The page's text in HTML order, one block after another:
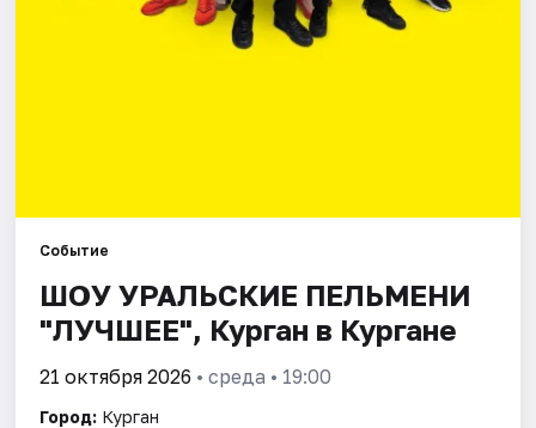
Событие
ШОУ УРАЛЬСКИЕ ПЕЛЬМЕНИ
"ЛУЧШЕЕ", Курган в Кургане
21 октября 2026 • среда • 19:00
Город: Курган